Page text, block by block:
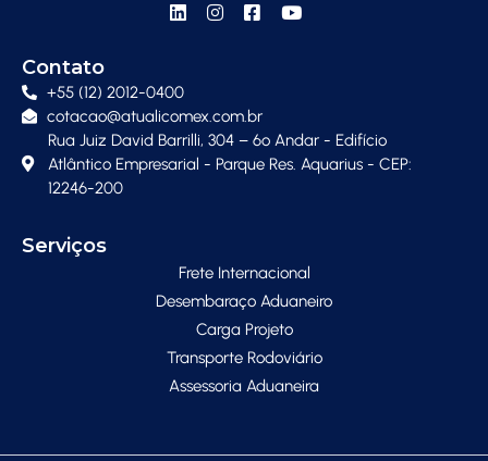
Contato
+55 (12) 2012-0400
cotacao@atualicomex.com.br
Rua Juiz David Barrilli, 304 – 6º Andar - Edifício
Atlântico Empresarial - Parque Res. Aquarius - CEP:
12246-200
Serviços
Frete Internacional
Desembaraço Aduaneiro
Carga Projeto
Transporte Rodoviário
Assessoria Aduaneira